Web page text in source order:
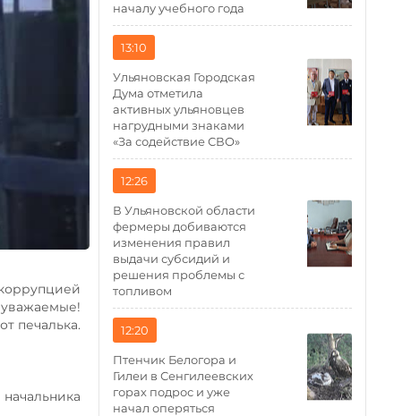
печалька.
началу учебного года
13:10
Ульяновская Городская
Дума отметила
активных ульяновцев
нагрудными знаками
«За содействие СВО»
12:26
В Ульяновской области
фермеры добиваются
изменения правил
выдачи субсидий и
решения проблемы с
топливом
12:20
Птенчик Белогора и
Гилеи в Сенгилеевских
горах подрос и уже
начал оперяться